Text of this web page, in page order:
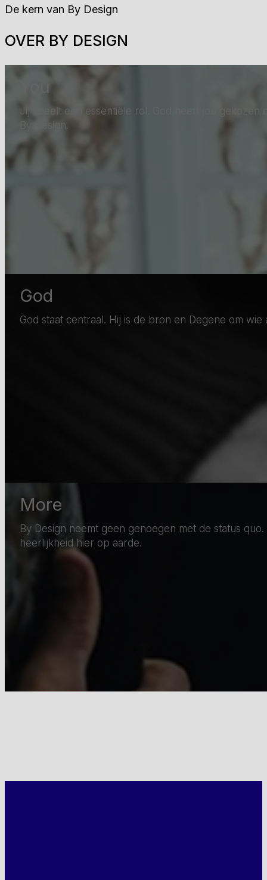
De kern van By Design
OVER BY DESIGN
Jij speelt een essentiële rol. God heeft jou gekozen
By Design.
God
God staat centraal. Hij is de bron en Degene om wie
More
By Design neemt geen genoegen met de status
heerlijkheid hier op aarde.